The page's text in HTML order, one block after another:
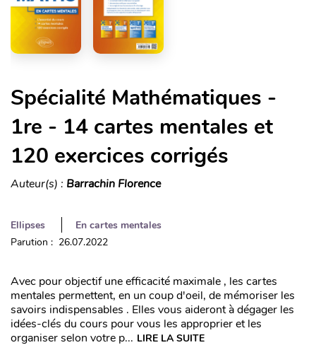
Spécialité Mathématiques -
1re - 14 cartes mentales et
120 exercices corrigés
Auteur(s) : Barrachin Florence
Ellipses
En cartes mentales
Parution : 26.07.2022
Avec pour objectif une efficacité maximale , les cartes
mentales permettent, en un coup d'oeil, de mémoriser les
savoirs indispensables . Elles vous aideront à dégager les
idées-clés du cours pour vous les approprier et les
organiser selon votre p... LIRE LA SUITE